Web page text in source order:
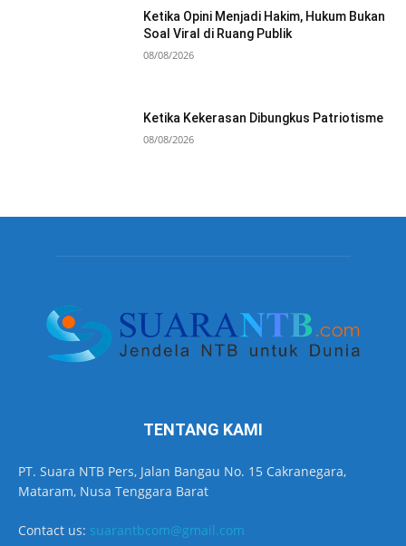
Ketika Opini Menjadi Hakim, Hukum Bukan
Soal Viral di Ruang Publik
08/08/2026
Ketika Kekerasan Dibungkus Patriotisme
08/08/2026
TENTANG KAMI
PT. Suara NTB Pers, Jalan Bangau No. 15 Cakranegara,
Mataram, Nusa Tenggara Barat
Contact us: suarantbcom@gmail.com